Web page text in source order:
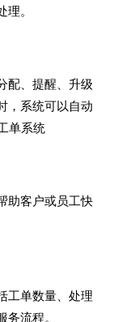
。
配、提醒、升级
，系统可以自动
助客户或员工快
工单数量、处理
流程。